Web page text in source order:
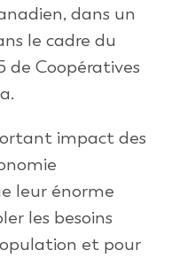
dans un
le cadre du
de Coopératives
impact des
leur énorme
les besoins
et pour